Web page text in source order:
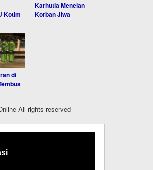
Kotim
Karhutla Menelan
Korban Jiwa
di
All rights reserved